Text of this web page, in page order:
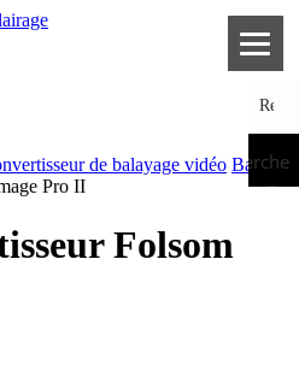
Recherche
de balayage vidéo Barco
Pro II
Folsom